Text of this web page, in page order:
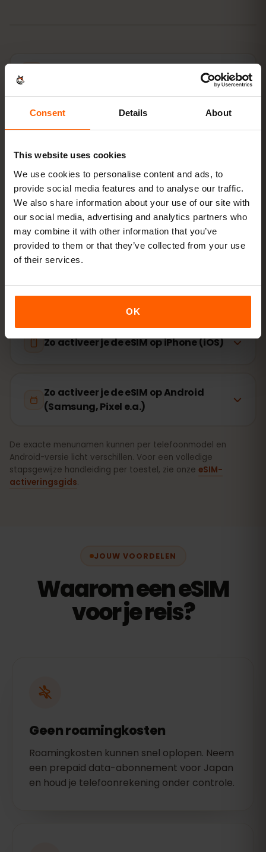
Consent Details About
This website uses cookies
We use cookies to personalise content and ads, to
provide social media features and to analyse our traffic.
We also share information about your use of our site with
our social media, advertising and analytics partners who
may combine it with other information that you’ve
provided to them or that they’ve collected from your use
of their services.
OK
QR-code direct per e‑mail
Installeer de eSIM scan de QR-code thuis
via wifi
Ga online zet dataroaming aan in Japan
Instellen duurt maar 2 minuten: iPhoneInstellingen →
Mobiel netwerk → eSIM toevoegen, AndroidNetwerk
en internet → Simkaarten. De geldigheid van je bundel
start bij het eerste gebruik, niet bij aankoop.
Is je toestel eSIM‑geschikt? Controleer de
compatibiliteit
Zo activeer je de eSIM op iPhone (iOS)
Zo activeer je de eSIM op Android
(Samsung, Pixel e.a.)
De exacte menunamen kunnen per telefoonmodel en
Android-versie licht verschillen. Voor een volledige
stapsgewijze handleiding per toestel, zie onze eSIM-
activeringsgids.
JOUW VOORDELEN
Waarom een eSIM
voor je reis?
Geen roamingkosten
Roamingkosten kunnen snel oplopen. Neem
een prepaid data-abonnement voor Japan
en houd je telefoonrekening onder controle.